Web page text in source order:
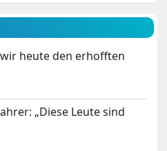
wir heute den erhofften
„Diese Leute sind